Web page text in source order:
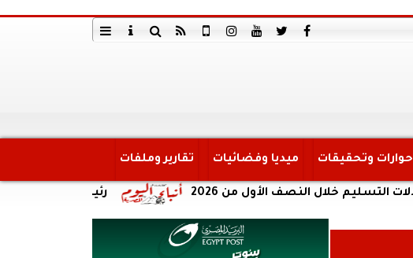
حوارات وتحقيقات ميديا وفضائيات تقارير وملفات
رئيس لجنة الاتصالات